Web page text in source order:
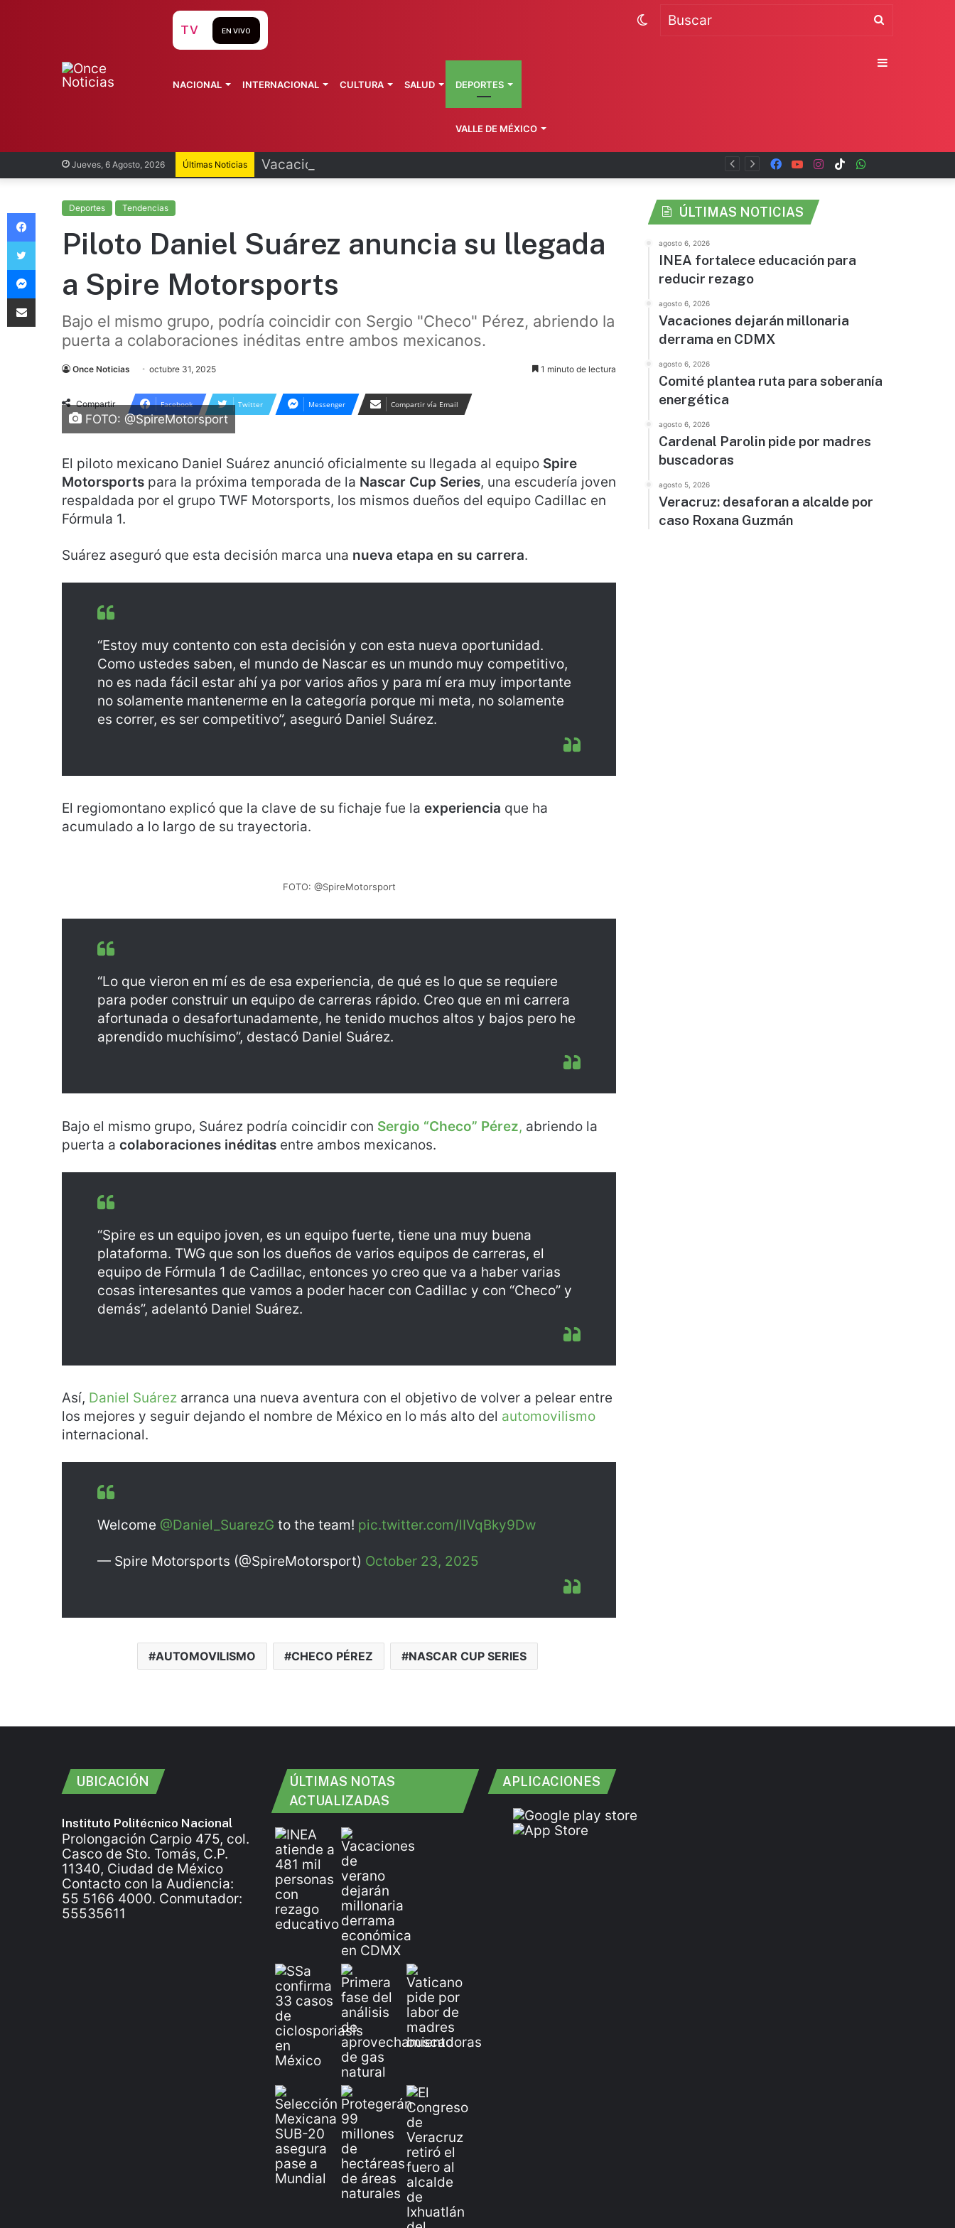
Jueves, 6 Agosto, 2026 Últimas Noticias Vacaciones dejarán millonaria derrama en CDMX TikTok
Instagram
YouTube
Facebook
TV EN VIVO
NACIONAL INTERNACIONAL CULTURA SALUD DEPORTES
VALLE DE MÉXICO
Buscar
Switch
Sidebar
Deportes Tendencias
Piloto Daniel Suárez anuncia su llegada
a Spire Motorsports
Bajo el mismo grupo, podría coincidir con Sergio "Checo" Pérez, abriendo la
puerta a colaboraciones inéditas entre ambos mexicanos.
Once Noticias octubre 31, 2025 1 minuto de lectura
Compartir Facebook Twitter Messenger Compartir vía Email
FOTO: @SpireMotorsport
El piloto mexicano Daniel Suárez anunció oficialmente su llegada al equipo Spire
Motorsports para la próxima temporada de la Nascar Cup Series, una escudería joven
respaldada por el grupo TWF Motorsports, los mismos dueños del equipo Cadillac en
Fórmula 1.
Suárez aseguró que esta decisión marca una nueva etapa en su carrera.
“Estoy muy contento con esta decisión y con esta nueva oportunidad.
Como ustedes saben, el mundo de Nascar es un mundo muy competitivo,
no es nada fácil estar ahí ya por varios años y para mí era muy importante
no solamente mantenerme en la categoría porque mi meta, no solamente
es correr, es ser competitivo”, aseguró Daniel Suárez.
El regiomontano explicó que la clave de su fichaje fue la experiencia que ha
acumulado a lo largo de su trayectoria.
FOTO: @SpireMotorsport
“Lo que vieron en mí es de esa experiencia, de qué es lo que se requiere
para poder construir un equipo de carreras rápido. Creo que en mi carrera
afortunada o desafortunadamente, he tenido muchos altos y bajos pero he
aprendido muchísimo”, destacó Daniel Suárez.
Bajo el mismo grupo, Suárez podría coincidir con Sergio “Checo” Pérez, abriendo la
puerta a colaboraciones inéditas entre ambos mexicanos.
“Spire es un equipo joven, es un equipo fuerte, tiene una muy buena
plataforma. TWG que son los dueños de varios equipos de carreras, el
equipo de Fórmula 1 de Cadillac, entonces yo creo que va a haber varias
cosas interesantes que vamos a poder hacer con Cadillac y con “Checo” y
demás”, adelantó Daniel Suárez.
Así, Daniel Suárez arranca una nueva aventura con el objetivo de volver a pelear entre
los mejores y seguir dejando el nombre de México en lo más alto del automovilismo
internacional.
Welcome @Daniel_SuarezG to the team! pic.twitter.com/lIVqBky9Dw
— Spire Motorsports (@SpireMotorsport) October 23, 2025
AUTOMOVILISMO CHECO PÉREZ NASCAR CUP SERIES
ÚLTIMAS NOTICIAS
agosto 6, 2026
INEA fortalece educación para
reducir rezago
agosto 6, 2026
Vacaciones dejarán millonaria
derrama en CDMX
agosto 6, 2026
Comité plantea ruta para soberanía
energética
agosto 6, 2026
Cardenal Parolin pide por madres
buscadoras
agosto 5, 2026
Veracruz: desaforan a alcalde por
caso Roxana Guzmán
UBICACIÓN
Instituto Politécnico Nacional
Prolongación Carpio 475, col.
Casco de Sto. Tomás, C.P.
11340, Ciudad de México
Contacto con la Audiencia:
55 5166 4000. Conmutador:
55535611
ÚLTIMAS NOTAS
ACTUALIZADAS
APLICACIONES
Facebook
Twitter
Messenger
Compartir vía Email